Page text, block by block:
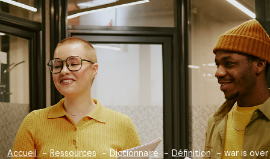
Accueil Ressources Dictionnaire Définition war is over